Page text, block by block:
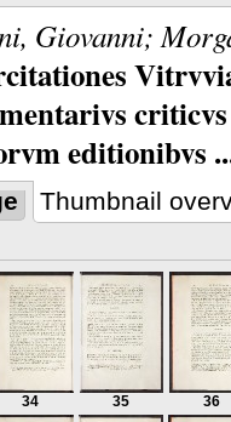
Giovanni;
editionibvs
Thumbnail
34 35 36